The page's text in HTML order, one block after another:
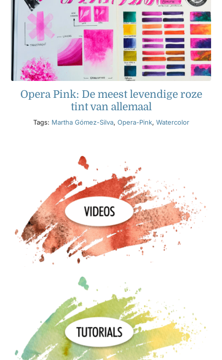
Opera Pink: De meest levendige roze
tint van allemaal
Tags: Martha Gómez-Silva, Opera-Pink, Watercolor